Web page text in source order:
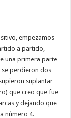
empezamos
a partido,
una primera parte
se perdieron dos
suplantar
que creo que fue
y dejando que
número 4.